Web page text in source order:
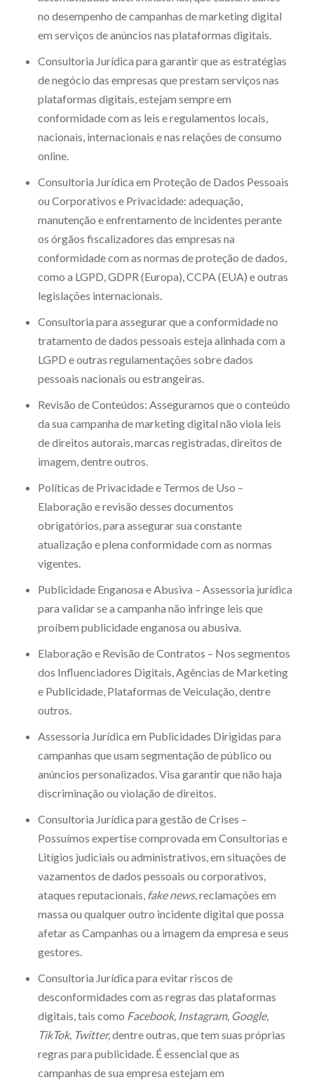
no desempenho de campanhas de marketing digital
em serviços de anúncios nas plataformas digitais.
Consultoria Jurídica para garantir que as estratégias
de negócio das empresas que prestam serviços nas
plataformas digitais, estejam sempre em
conformidade com as leis e regulamentos locais,
nacionais, internacionais e nas relações de consumo
online.
Consultoria Jurídica em Proteção de Dados Pessoais
ou Corporativos e Privacidade: adequação,
manutenção e enfrentamento de incidentes perante
os órgãos fiscalizadores das empresas na
conformidade com as normas de proteção de dados,
como a LGPD, GDPR (Europa), CCPA (EUA) e outras
legislações internacionais.
Consultoria para assegurar que a conformidade no
tratamento de dados pessoais esteja alinhada com a
LGPD e outras regulamentações sobre dados
pessoais nacionais ou estrangeiras.
Revisão de Conteúdos: Asseguramos que o conteúdo
da sua campanha de marketing digital não viola leis
de direitos autorais, marcas registradas, direitos de
imagem, dentre outros.
Políticas de Privacidade e Termos de Uso –
Elaboração e revisão desses documentos
obrigatórios, para assegurar sua constante
atualização e plena conformidade com as normas
vigentes.
Publicidade Enganosa e Abusiva – Assessoria jurídica
para validar se a campanha não infringe leis que
proíbem publicidade enganosa ou abusiva.
Elaboração e Revisão de Contratos – Nos segmentos
dos Influenciadores Digitais, Agências de Marketing
e Publicidade, Plataformas de Veiculação, dentre
outros.
Assessoria Jurídica em Publicidades Dirigidas para
campanhas que usam segmentação de público ou
anúncios personalizados. Visa garantir que não haja
discriminação ou violação de direitos.
Consultoria Jurídica para gestão de Crises –
Possuímos expertise comprovada em Consultorias e
Litígios judiciais ou administrativos, em situações de
vazamentos de dados pessoais ou corporativos,
ataques reputacionais, fake news, reclamações em
massa ou qualquer outro incidente digital que possa
afetar as Campanhas ou a imagem da empresa e seus
gestores.
Consultoria Jurídica para evitar riscos de
desconformidades com as regras das plataformas
digitais, tais como Facebook, Instagram, Google,
TikTok, Twitter,dentre outras, que tem suas próprias
regras para publicidade. É essencial que as
campanhas de sua empresa estejam em